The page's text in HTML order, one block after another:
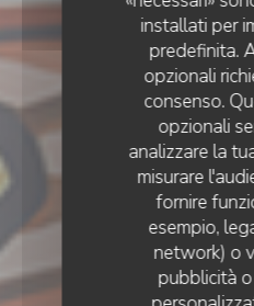
installati per
predefinita.
opzionali
consenso.
opzionali
analizzare la
misurare
fornire
esempio,
network) o
pubblicità
TRATTORIA•